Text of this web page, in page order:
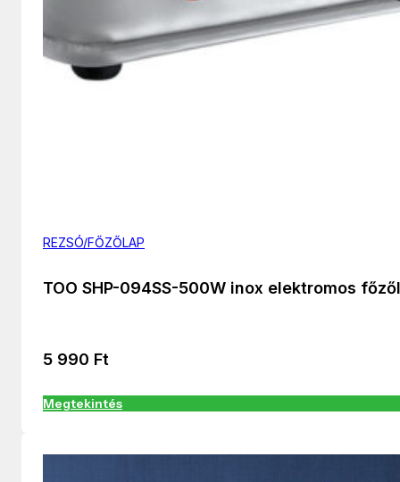
REZSÓ/FŐZŐLAP
TOO SHP-094SS-500W inox elektromos
5 990 Ft
Megtekintés